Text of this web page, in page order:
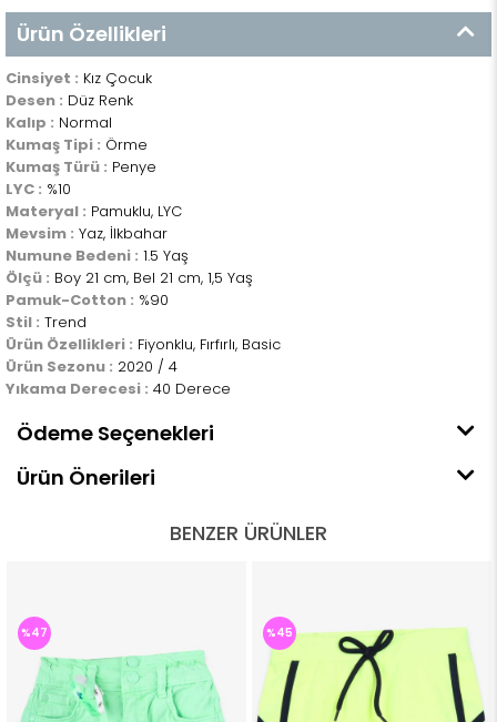
Ürün Özellikleri
Cinsiyet : Kız Çocuk
Desen : Düz Renk
Kalıp : Normal
Kumaş Tipi : Örme
Kumaş Türü : Penye
LYC : %10
Materyal : Pamuklu, LYC
Mevsim : Yaz, İlkbahar
Numune Bedeni : 1.5 Yaş
Ölçü : Boy 21 cm, Bel 21 cm, 1,5 Yaş
Pamuk-Cotton : %90
Stil : Trend
Ürün Özellikleri : Fiyonklu, Fırfırlı, Basic
Ürün Sezonu : 2020 / 4
Yıkama Derecesi : 40 Derece
Ödeme Seçenekleri
Ürün Önerileri
BENZER ÜRÜNLER
%47 %45